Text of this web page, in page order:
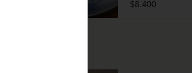
$8.400